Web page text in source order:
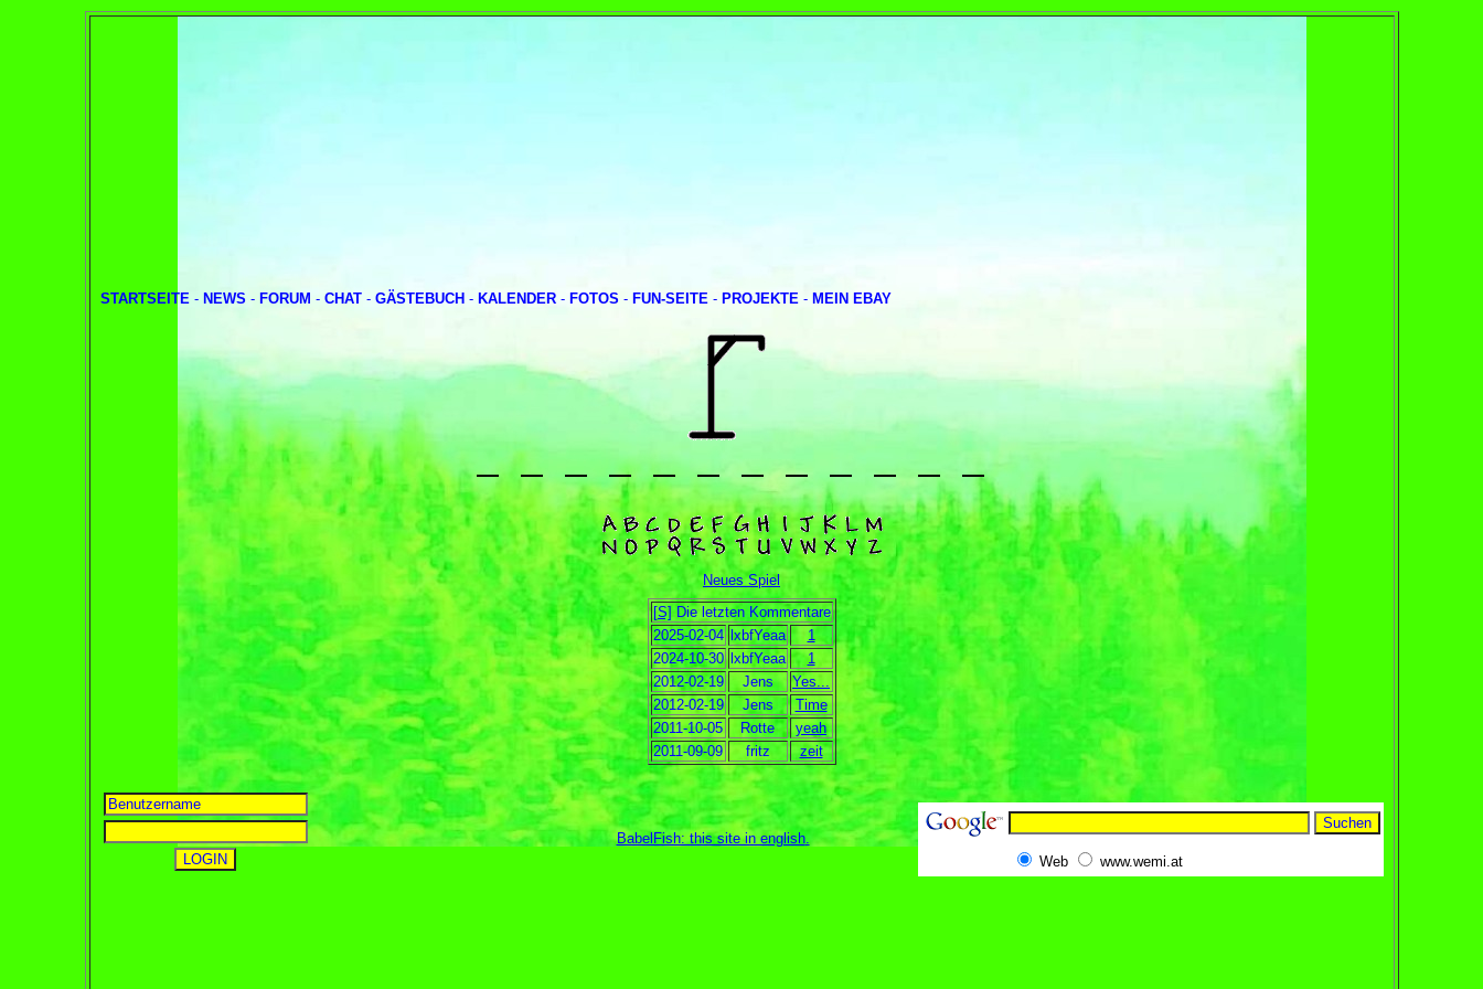
STARTSEITE - NEWS - FORUM - CHAT - GÄSTEBUCH - KALENDER - FOTOS - FUN-SEITE - PROJEKTE - MEIN EBAY
Neues Spiel
[S] Die letzten Kommentare
2025-02-04
lxbfYeaa
1
2024-10-30
lxbfYeaa
1
2012-02-19
Jens
Yes...
2012-02-19
Jens
Time
2011-10-05
Rotte
yeah
2011-09-09
fritz zeit
BabelFish: this site in english.
Web
www.wemi.at